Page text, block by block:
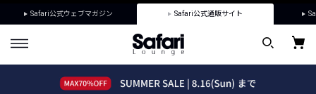
Safari公式ウェブマガジン Safari公式通販サイト